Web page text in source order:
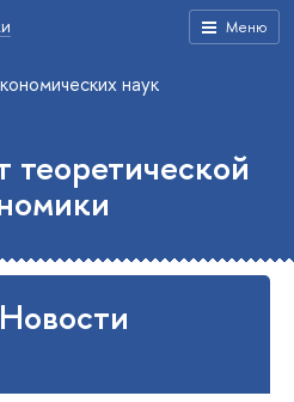
Меню
наук